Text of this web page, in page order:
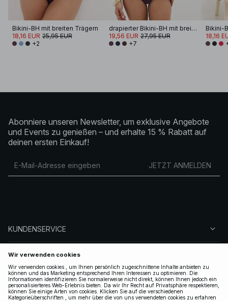
Bikini-BH mit breiten Trägern
18,16 EUR 25,95 EUR
+2
drapierter Bikini-BH mit breiten Trägern
19,56 EUR 27,95 EUR
+7
Bikini-
18,16
Abonniere unseren Newsletter, um exklusive Angebote
und Events zu genießen – und erhalte 15 % Rabatt auf
deinen ersten Einkauf!
JETZT ANMELDEN
KUNDENSERVICE
ÜBER NA-KD
FOLGEN SIE UNS